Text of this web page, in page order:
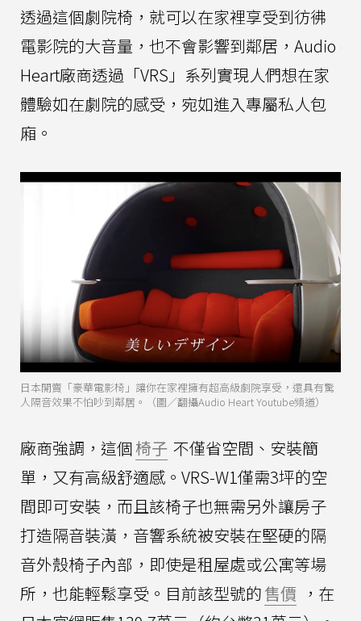
透過這個劇院椅，就可以在家裡享受到彷彿
電影院的大音量，也不會影響到鄰居，Audio
Heart廠商透過「VRS」系列實現人們想在家
體驗如在劇院的感受，宛如進入專屬私人包
廂。
日本開賣「豪華電影椅」讓你在家裡擁有超高級劇院享受，還具有驚
人隔音效果不怕吵到鄰居。（圖／翻攝Audio Heart Youtube頻道）
廠商強調，這個椅子 不僅省空間、安裝簡
單，又有高級舒適感。VRS-W1僅需3坪的空
間即可安裝，而且該椅子也無需另外讓房子
打造隔音裝潢，音響系統被安裝在堅硬的隔
音外殼椅子內部，即使是租屋處或公寓等場
所，也能輕鬆享受。目前該型號的售價 ，在